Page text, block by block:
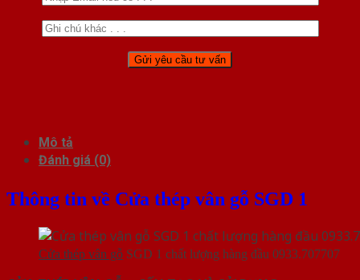
Mô tả
Đánh giá (0)
Thông tin về Cửa thép vân gỗ SGD 1
Cửa thép vân gỗ SGD 1 chất lượng hàng đầu 0933.707707